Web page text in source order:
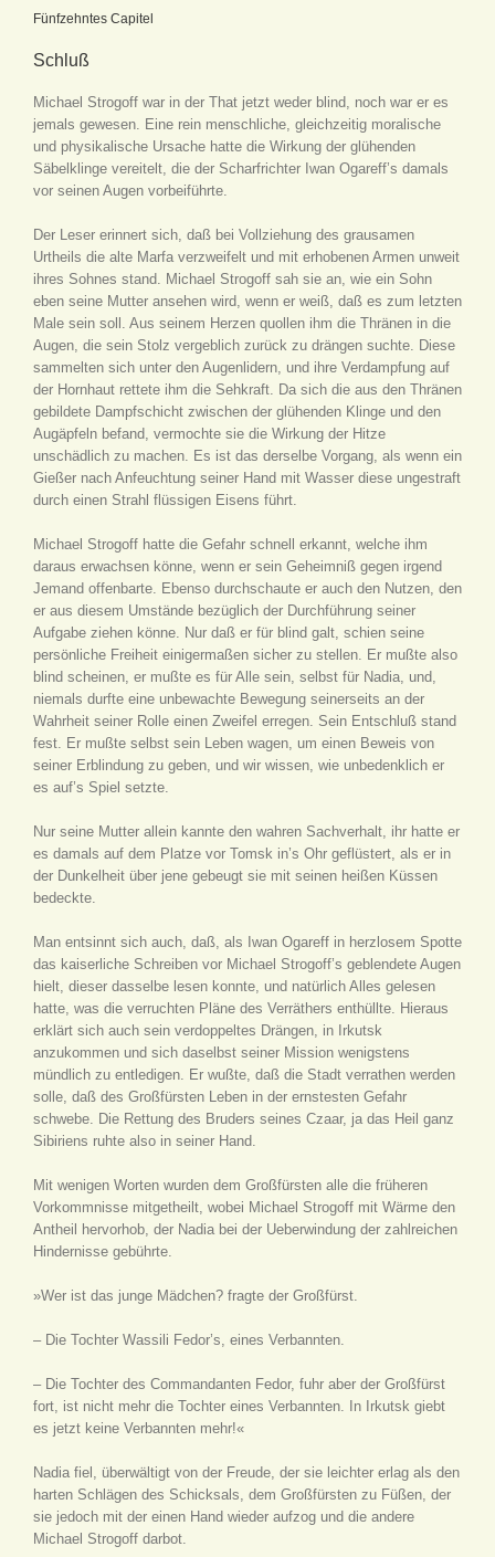
Fünfzehntes Capitel
Schluß
Michael Strogoff war in der That jetzt weder blind, noch war er es
jemals gewesen. Eine rein menschliche, gleichzeitig moralische
und physikalische Ursache hatte die Wirkung der glühenden
Säbelklinge vereitelt, die der Scharfrichter Iwan Ogareff’s damals
vor seinen Augen vorbeiführte.
Der Leser erinnert sich, daß bei Vollziehung des grausamen
Urtheils die alte Marfa verzweifelt und mit erhobenen Armen unweit
ihres Sohnes stand. Michael Strogoff sah sie an, wie ein Sohn
eben seine Mutter ansehen wird, wenn er weiß, daß es zum letzten
Male sein soll. Aus seinem Herzen quollen ihm die Thränen in die
Augen, die sein Stolz vergeblich zurück zu drängen suchte. Diese
sammelten sich unter den Augenlidern, und ihre Verdampfung auf
der Hornhaut rettete ihm die Sehkraft. Da sich die aus den Thränen
gebildete Dampfschicht zwischen der glühenden Klinge und den
Augäpfeln befand, vermochte sie die Wirkung der Hitze
unschädlich zu machen. Es ist das derselbe Vorgang, als wenn ein
Gießer nach Anfeuchtung seiner Hand mit Wasser diese ungestraft
durch einen Strahl flüssigen Eisens führt.
Michael Strogoff hatte die Gefahr schnell erkannt, welche ihm
daraus erwachsen könne, wenn er sein Geheimniß gegen irgend
Jemand offenbarte. Ebenso durchschaute er auch den Nutzen, den
er aus diesem Umstände bezüglich der Durchführung seiner
Aufgabe ziehen könne. Nur daß er für blind galt, schien seine
persönliche Freiheit einigermaßen sicher zu stellen. Er mußte also
blind scheinen, er mußte es für Alle sein, selbst für Nadia, und,
niemals durfte eine unbewachte Bewegung seinerseits an der
Wahrheit seiner Rolle einen Zweifel erregen. Sein Entschluß stand
fest. Er mußte selbst sein Leben wagen, um einen Beweis von
seiner Erblindung zu geben, und wir wissen, wie unbedenklich er
es auf’s Spiel setzte.
Nur seine Mutter allein kannte den wahren Sachverhalt, ihr hatte er
es damals auf dem Platze vor Tomsk in’s Ohr geflüstert, als er in
der Dunkelheit über jene gebeugt sie mit seinen heißen Küssen
bedeckte.
Man entsinnt sich auch, daß, als Iwan Ogareff in herzlosem Spotte
das kaiserliche Schreiben vor Michael Strogoff’s geblendete Augen
hielt, dieser dasselbe lesen konnte, und natürlich Alles gelesen
hatte, was die verruchten Pläne des Verräthers enthüllte. Hieraus
erklärt sich auch sein verdoppeltes Drängen, in Irkutsk
anzukommen und sich daselbst seiner Mission wenigstens
mündlich zu entledigen. Er wußte, daß die Stadt verrathen werden
solle, daß des Großfürsten Leben in der ernstesten Gefahr
schwebe. Die Rettung des Bruders seines Czaar, ja das Heil ganz
Sibiriens ruhte also in seiner Hand.
Mit wenigen Worten wurden dem Großfürsten alle die früheren
Vorkommnisse mitgetheilt, wobei Michael Strogoff mit Wärme den
Antheil hervorhob, der Nadia bei der Ueberwindung der zahlreichen
Hindernisse gebührte.
»Wer ist das junge Mädchen? fragte der Großfürst.
– Die Tochter Wassili Fedor’s, eines Verbannten.
– Die Tochter des Commandanten Fedor, fuhr aber der Großfürst
fort, ist nicht mehr die Tochter eines Verbannten. In Irkutsk giebt
es jetzt keine Verbannten mehr!«
Nadia fiel, überwältigt von der Freude, der sie leichter erlag als den
harten Schlägen des Schicksals, dem Großfürsten zu Füßen, der
sie jedoch mit der einen Hand wieder aufzog und die andere
Michael Strogoff darbot.